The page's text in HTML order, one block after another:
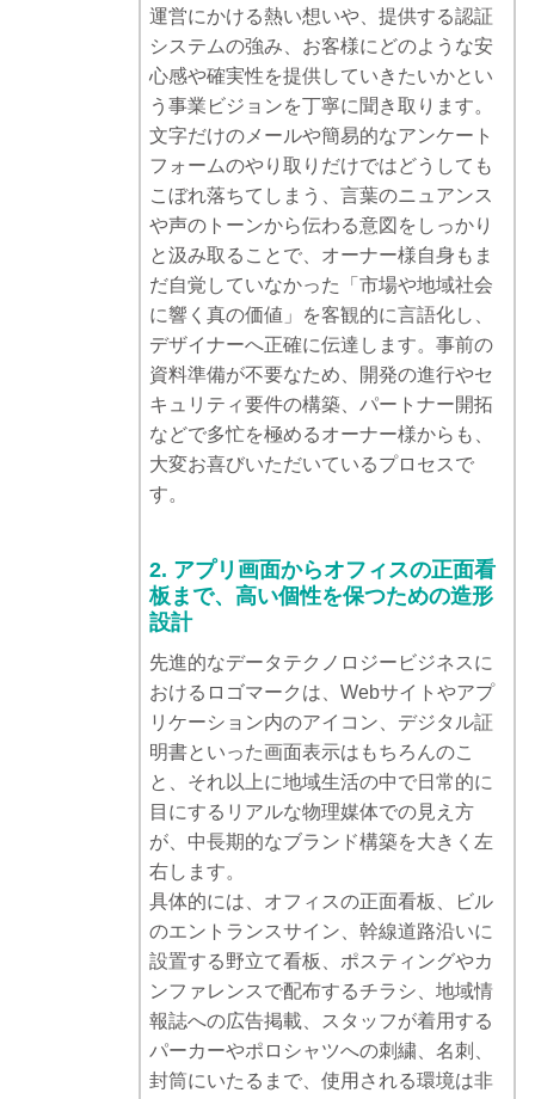
運営にかける熱い想いや、提供する認証
システムの強み、お客様にどのような安
心感や確実性を提供していきたいかとい
う事業ビジョンを丁寧に聞き取ります。
文字だけのメールや簡易的なアンケート
フォームのやり取りだけではどうしても
こぼれ落ちてしまう、言葉のニュアンス
や声のトーンから伝わる意図をしっかり
と汲み取ることで、オーナー様自身もま
だ自覚していなかった「市場や地域社会
に響く真の価値」を客観的に言語化し、
デザイナーへ正確に伝達します。事前の
資料準備が不要なため、開発の進行やセ
キュリティ要件の構築、パートナー開拓
などで多忙を極めるオーナー様からも、
大変お喜びいただいているプロセスで
す。
2. アプリ画面からオフィスの正面看
板まで、高い個性を保つための造形
設計
先進的なデータテクノロジービジネスに
おけるロゴマークは、Webサイトやアプ
リケーション内のアイコン、デジタル証
明書といった画面表示はもちろんのこ
と、それ以上に地域生活の中で日常的に
目にするリアルな物理媒体での見え方
が、中長期的なブランド構築を大きく左
右します。
具体的には、オフィスの正面看板、ビル
のエントランスサイン、幹線道路沿いに
設置する野立て看板、ポスティングやカ
ンファレンスで配布するチラシ、地域情
報誌への広告掲載、スタッフが着用する
パーカーやポロシャツへの刺繍、名刺、
封筒にいたるまで、使用される環境は非